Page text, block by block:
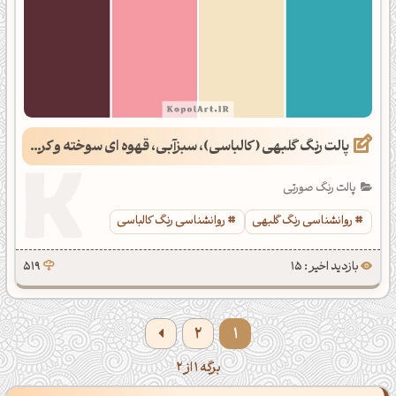
پالت رنگ گلبهی (کالباسی)، سبزآبی، قهوه ای سوخته و کرمی
پالت رنگ صورتی
روانشناسی رنگ گلبهی
روانشناسی رنگ کالباسی
بازدید اخیر : 15 519
1
2
برگه 1 از 2